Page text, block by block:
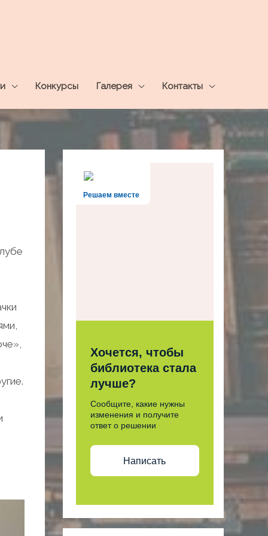
Конкурсы Галерея Контакты
Решаем вместе
Хочется, чтобы
библиотека стала
лучше?
Сообщите, какие нужны
изменения и получите
ответ о решении
Написать